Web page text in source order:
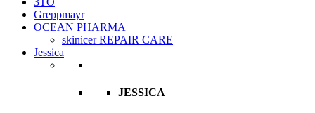
Greppmayr
OCEAN PHARMA
skinicer REPAIR CARE
Jessica
JESSICA